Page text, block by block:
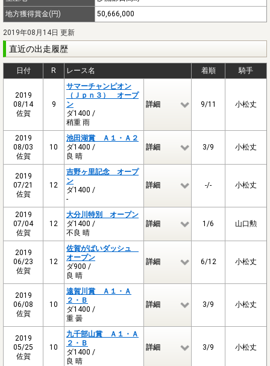
地方獲得賞金(円)
50,666,000
2019年08月14日 更新
直近の出走履歴
日付 R レース名 着順 騎手
2019
08/14
佐賀
9
サマーチャンピオン
（Ｊｐｎ３） オープ
ン
ダ1400 /
稍重 雨
詳細 9/11 小松丈
2019
08/03
佐賀
10
池田湖賞 Ａ１・Ａ２
ダ1400 /
良 晴
詳細 3/9 小松丈
2019
07/21
佐賀
12
吉野ヶ里記念 オープ
ン
ダ1400 /
-
詳細 -/- 小松丈
2019
07/04
佐賀
12
大分川特別 オープン
ダ1400 /
不良 晴
詳細 1/6 山口勲
2019
06/23
佐賀
12
佐賀がばいダッシュ
オープン
ダ900 /
良 晴
詳細 6/12 小松丈
2019
06/08
佐賀
10
遠賀川賞 Ａ１・Ａ
２・Ｂ
ダ1400 /
重 曇
詳細 3/9 小松丈
2019
05/25
佐賀
10
九千部山賞 Ａ１・Ａ
２・Ｂ
ダ1400 /
良 晴
詳細 3/9 小松丈